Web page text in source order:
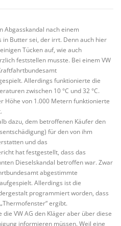
Abgasskandal nach einem
Butter sei, der irrt. Denn auch hier
Tücken auf, wie auch
feststellen musste. Bei einem VW
Allerdings funktionierte die
zwischen 10 °C und 32 °C.
Höhe von 1.000 Metern funktionierte
dazu, dem betroffenen Käufer den
für den von ihm
und das
hat festgestellt, dass das
Dieselskandal betroffen war. Zwar
abgestimmte
Allerdings ist die
programmiert worden, dass
ergibt.
VW AG den Kläger aber über diese
informieren müssen. Weil eine